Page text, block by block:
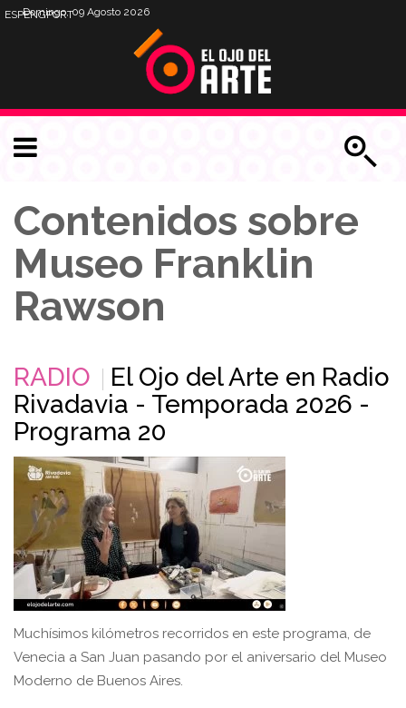
Domingo, 09 Agosto 2026
ESPENGPORT
Contenidos sobre
Museo Franklin
Rawson
RADIO
El Ojo del Arte en Radio
Rivadavia - Temporada 2026 -
Programa 20
Muchísimos kilómetros recorridos en este programa, de
Venecia a San Juan pasando por el aniversario del Museo
Moderno de Buenos Aires.